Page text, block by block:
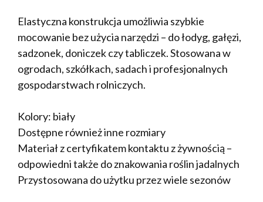
Elastyczna konstrukcja umożliwia szybkie
mocowanie bez użycia narzędzi – do łodyg, gałęzi,
sadzonek, doniczek czy tabliczek. Stosowana w
ogrodach, szkółkach, sadach i profesjonalnych
gospodarstwach rolniczych.
Kolory: biały
Dostępne również inne rozmiary
Materiał z certyfikatem kontaktu z żywnością –
odpowiedni także do znakowania roślin jadalnych
Przystosowana do użytku przez wiele sezonów